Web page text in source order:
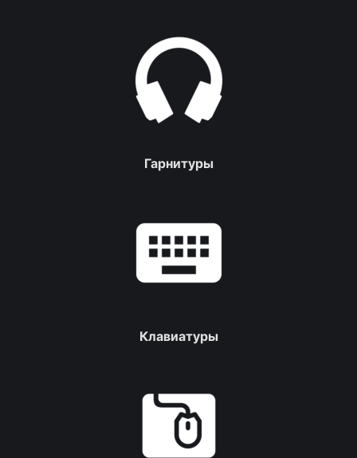
Гарнитуры
Клавиатуры